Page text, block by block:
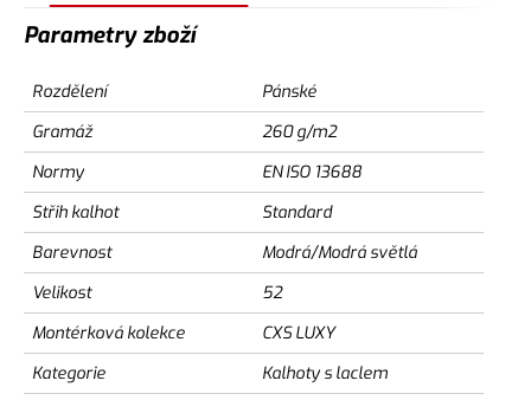
Parametry zboží
Rozdělení
Pánské
Gramáž
260 g/m2
Normy
EN ISO 13688
Střih kalhot
Standard
Barevnost
Modrá/Modrá světlá
Velikost
52
Montérková kolekce
CXS LUXY
Kategorie
Kalhoty s laclem